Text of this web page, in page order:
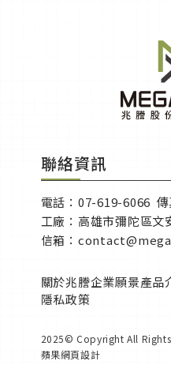
聯絡資訊
電話：07-619-6066
工廠：高雄市彌陀區文
信箱：
關於兆謄企業願景產品
隱私政策
2025© Copyright All Rights
蘋果網頁設計